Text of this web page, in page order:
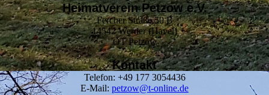
Heimatverein Petzow e.V.
Fercher Straße 50 B
14542 Werder (Havel)
OT Petzow
Kontakt
Telefon: +49 177 3054436
E-Mail: petzow@t-online.de